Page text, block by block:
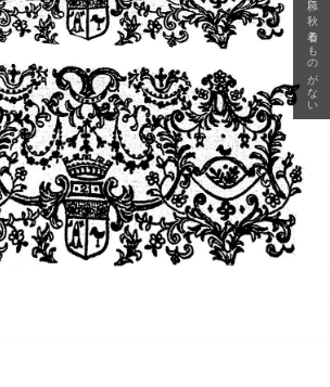
急に秋、着るものがない